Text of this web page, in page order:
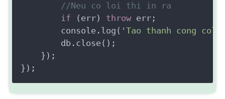
//Neu co loi thi in ra
if (err) throw err;
        console.log(
'Tao thanh cong
        db.close();
    });